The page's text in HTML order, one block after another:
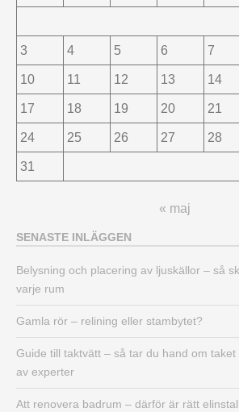
3 4 5 6 7
10 11 12 13 14
17 18 19 20 21
24 25 26 27 28
31
« maj
SENASTE INLÄGGEN
Belysning och placering av ljuskällor – så
varje rum
Gamla rör – relining eller stambytet?
Guide till taktvätt – så tar du hand om
av experter
Att renovera badrum – därför är rätt